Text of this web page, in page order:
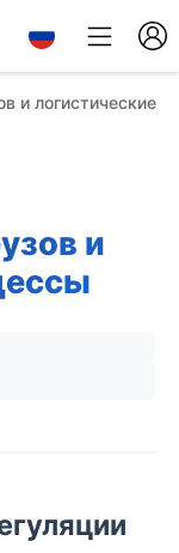
и логистические
и